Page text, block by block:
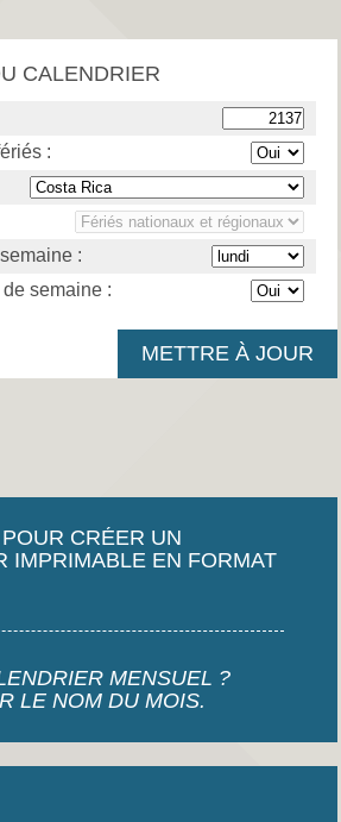
CALENDRIER
:
:
semaine :
CRÉER UN
IMPRIMABLE EN FORMAT
MENSUEL ?
LE NOM DU MOIS.